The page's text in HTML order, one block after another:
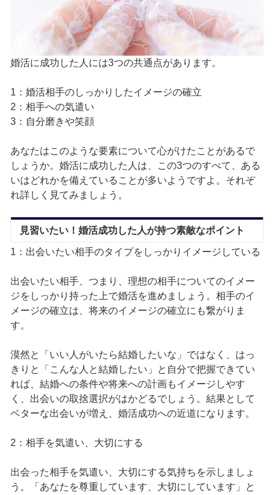
婚活に成功した人には3つの共通点があります。
1：婚活相手のしっかりしたイメージの確立
2：相手への気遣い
3：自分磨きや笑顔
あなたはこのような要素について心がけたことがあるで
しょうか。婚活に成功した人は、この3つのすべて、ある
いはどれかを備えていることが多いようですよ。それぞ
れ詳しく見てみましょう。
見習いたい！婚活成功した人が持つ素敵なポイント
1：出会いたい相手のタイプをしっかりイメージしている
出会いたい相手、つまり、理想の相手についてのイメー
ジをしっかり持った上で婚活を進めましょう。相手のイ
メージの確立は、将来のイメージの確立にも繋がりま
す。
漠然と「いい人がいたら結婚したいな」ではなく、はっ
きりと「こんな人と結婚したい」と自分で把握できてい
れば、結婚への条件や将来への計画もイメージしやす
く、出会いの取捨選択がはかどるでしょう。結果として
ベターな出会いが増え、婚活成功への近道になります。
2：相手を気遣い、大切にする
出会った相手を気遣い、大切にする気持ちを示しましょ
う。「あなたを尊重しています、大切にしています」と